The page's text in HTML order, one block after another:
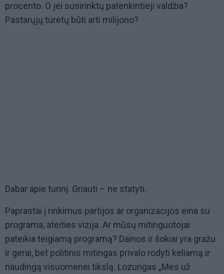
procento. O jei susirinktų patenkintieji valdžia?
Pastarųjų turėtų būti arti milijono?
Dabar apie turinį. Griauti – ne statyti.
Paprastai į rinkimus partijos ar organizacijos eina su
programa, ateities vizija. Ar mūsų mitinguotojai
pateikia teigiamą programą? Dainos ir šokiai yra gražu
ir gerai, bet politinis mitingas privalo rodyti keliamą ir
naudingą visuomenei tikslą. Lozungas „Mes už